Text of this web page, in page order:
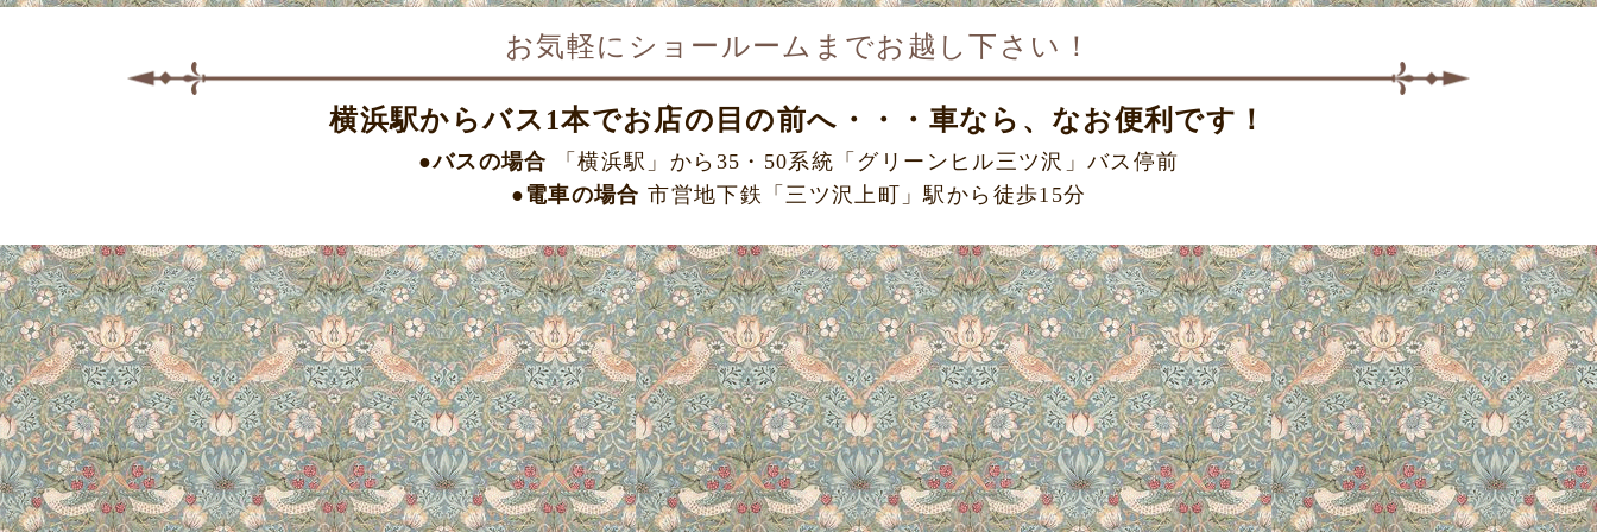
お気軽にショールームまでお越し下さい！
横浜駅からバス1本でお店の目の前へ・・・車なら、なお便利です！
●バスの場合 「横浜駅」から35・50系統 「グリーンヒル三ツ沢」バス停前
●電車の場合 市営地下鉄「三ツ沢上町」駅から 徒歩15分